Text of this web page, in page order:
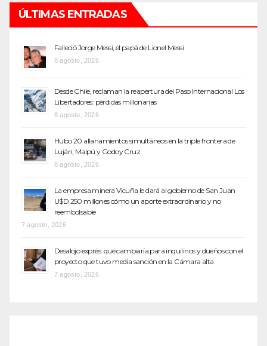
ÚLTIMAS ENTRADAS
Falleció Jorge Messi, el papá de Lionel Messi
8 agosto, 2026
Desde Chile, reclaman la reapertura del Paso Internacional Los
Libertadores: pérdidas millonarias
8 agosto, 2026
Hubo 20 allanamientos simultáneos en la triple frontera de
Luján, Maipú y Godoy Cruz
8 agosto, 2026
La empresa minera Vicuña le dará al gobierno de San Juan
U$D 250 millones cómo un aporte extraordinario y no
reembolsable
7 agosto, 2026
Desalojo exprés: qué cambiaría para inquilinos y dueños con el
proyecto que tuvo media sanción en la Cámara alta
7 agosto, 2026